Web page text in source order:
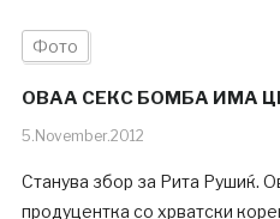
Фото
ОВАА СЕКС БОМБА ИМА
5.November.2012
Станува збор за Рита Рушиќ.
продуцентка со хрватски